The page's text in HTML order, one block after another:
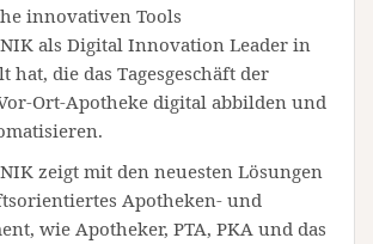
innovativen Tools
als Digital Innovation Leader in
hat, die das Tagesgeschäft der
Ort-Apotheke digital abbilden und
zeigt mit den neuesten Lösungen
Apotheken- und
wie Apotheker, PTA, PKA und das